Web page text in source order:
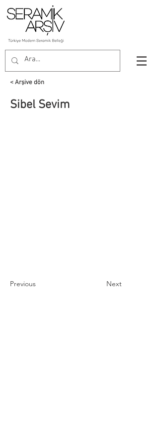
< Arşive dön
Sibel Sevim
Previous Next